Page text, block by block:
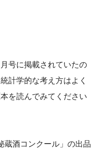
号に掲載されていたの
計学的な考え方はよく
を読んでみてください
蔵酒コンクール」の出品